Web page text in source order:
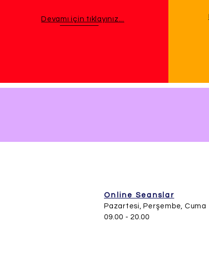
Devamı için tıklayınız...
Online Seanslar
​Pazartesi, Perşembe, Cuma
09.00 - 20.00